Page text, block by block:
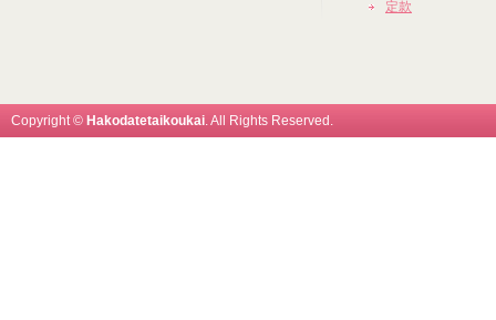
定款
Copyright © Hakodatetaikoukai. All Rights Reserved.